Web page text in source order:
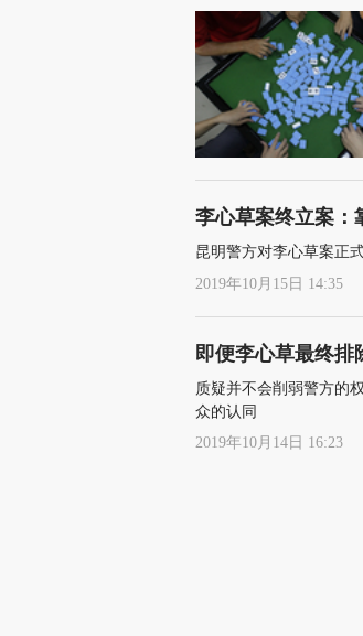
李心草案终立案：
昆明警方对李心草案正
2019年10月15日 14:35
即便李心草最终排
质疑并不会削弱警方的
众的认同
2019年10月14日 16:23